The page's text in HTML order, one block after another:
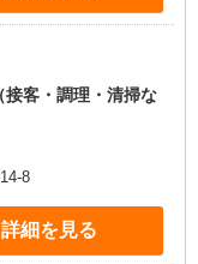
客・調理・清掃な
8
詳細を見る